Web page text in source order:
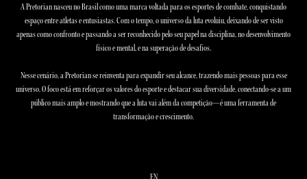
A Pretorian nasceu no Brasil como uma marca voltada para os esportes de combate, conquistando
espaço entre atletas e entusiastas. Com o tempo, o universo da luta evoluiu, deixando de ser visto
apenas como confronto e passando a ser reconhecido pelo seu papel na disciplina, no desenvolvimento
físico e mental, e na superação de desafios.
Nesse cenário, a Pretorian se reinventa para expandir seu alcance, trazendo mais pessoas para esse
universo. O foco está em reforçar os valores do esporte e destacar sua diversidade, conectando-se a um
público mais amplo e mostrando que a luta vai além da competição—é uma ferramenta de
transformação e crescimento.